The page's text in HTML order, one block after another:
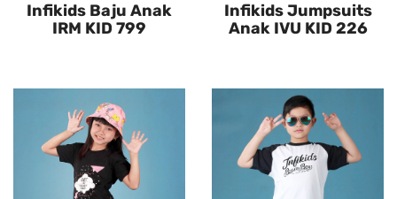
Infikids Baju Anak
IRM KID 799
Infikids Jumpsuits
Anak IVU KID 226